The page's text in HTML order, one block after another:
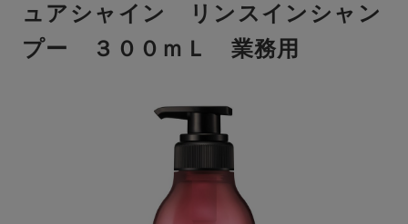
ュアシャイン リンスインシャン
プー ３００ｍＬ 業務用